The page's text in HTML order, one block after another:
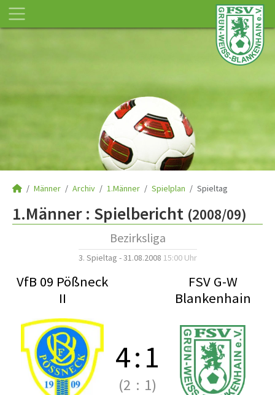
Männer Archiv 1.Männer Spielplan Spieltag
1.Männer : Spielbericht (2008/09)
Bezirksliga
3. Spieltag - 31.08.2008 15:00 Uhr
VfB 09 Pößneck
II
FSV G-W
Blankenhain
4:1
(2 : 1)